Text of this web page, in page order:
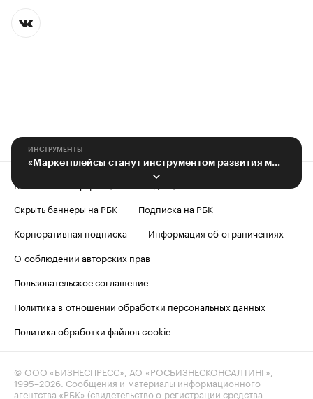
ИНСТРУМЕНТЫ
«Маркетплейсы станут инструментом развития малого и среднего бизнеса»
Контактная информация
Скрыть баннеры на РБК
Подписка на РБК
Корпоративная подписка
Информация об ограничениях
О соблюдении авторских прав
Пользовательское соглашение
Политика в отношении обработки персональных данных
Политика обработки файлов cookie
© ООО «БИЗНЕСПРЕСС», АО «РОСБИЗНЕСКОНСАЛТИНГ»,
1995–2026. Сообщения и материалы информационного
агентства «РБК» (свидетельство о регистрации средства